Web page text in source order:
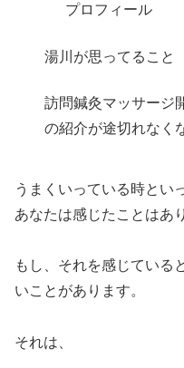
プロフィール
湯川が思ってること
訪問鍼灸マッサージ
の紹介が途切れなく
うまくいっている時とい
あなたは感じたことはあ
もし、それを感じている
いことがあります。
それは、